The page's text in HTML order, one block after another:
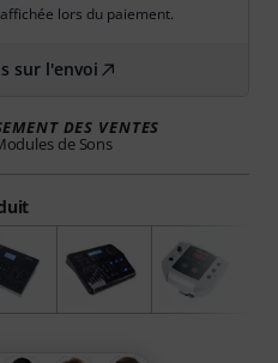
lors du paiement.
sur l'envoi
DES VENTES
de Sons